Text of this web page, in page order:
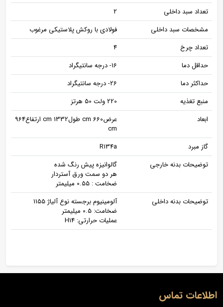
تعداد سبد داخلی
2
مشخصات سبد داخلی
فولادی با روکش پلاستیکی مرغوب
تعداد چرخ
4
حداقل دما
16- درجه سانتیگراد
حداکثر دما
26- درجه سانتیگراد
منبع تغذیه
220 ولت 50 هرتز
ابعاد
عرض660 cm طول1332 cm ارتفاع964
cm
گاز مبرد
R134a
توضیحات بدنه خارجی
گالوانیزه پیش رنگ شده
هر دو سمت ورق آستردار
ضخامت : 0.55 میلیمتر
توضیحات بدنه داخلی
آلومینیوم برجسته نوع آلیاژ 1155
ضخامت: 0.5 میلیمتر
عملیات حرارتی: H14
اطلاعات تماس